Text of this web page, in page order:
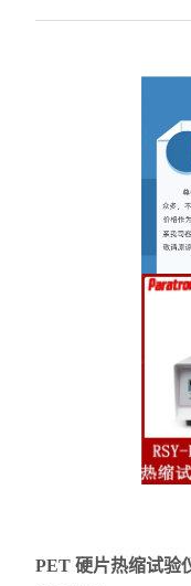
PET 硬片热缩试验